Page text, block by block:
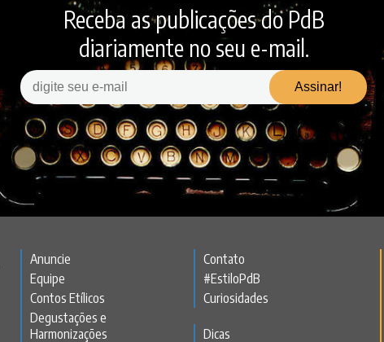
Receba as publicações do PdB
diariamente no seu e-mail.
Anuncie
Contato
Equipe
#EstiloPdB
Contos Etílicos
Curiosidades
Degustações e
Harmonizações
Dicas